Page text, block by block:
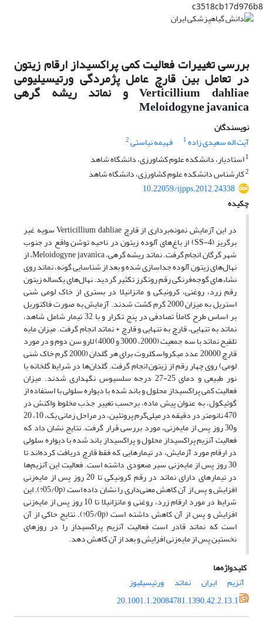
c3518cb17d976b8
بررسی تغییرات فعالیت کمی پراکسیداز ارقام زیتون
در تعامل بین قارچ عامل پژمردگی ورتیسیلیومی
Verticillium dahliae و نماتد ریشه گرهی
Meloidogyne javanica
نویسندگان
آیت اله سعیدی زاده1 فهیمه نیاستی2
1استادیار، دانشکده علوم کشاورزی، دانشگاه شاهد
2کارشناس دانشکده علوم کشاورزی، دانشگاه شاهد
10.22059/ijpps.2012.24338
چکیده
در این آزمایش نمونه‌برداری از قارچ Verticillium dahliae سویه غیر
برگریز (SS-4) از باغ‌های آلوده زیتون در ناحیه توشن واقع در جنوب
شهر گرگان انجام گرفت. نماتد ریشه گرهی، Meloidogyne javanica، از
نهال‌های زیتون آلوده جداسازی شده و بعد از شناسایی گونه، نماتد روی
نشاءهای گوجه‌فرنگی رقم روتگرز تکثیر گردید. نهال‌های یکساله زیتون
رقم زرد، روغنی، کرونیکی و مانزانیلا در بستری از خاک لومی شنی
استریل به میزان 2000 گرم کشت شدند. آزمایش به صورت فاکتوریل
بر اساس طرح کاملاً تصادفی در پنج تکرار و با 32 تیمار شامل شاهد،
نماتد به تنهایی، قارچ به تنهایی و قارچ + نماتد انجام گرفت. میزان مایه
تلقیح نماتد با سه جمعیت (2000، 3000 و 4000) لارو سن دوم و در مورد
قارچ 20000 عدد میکرواسکلروت برای هر گلدان (2000 گرم خاک شنی
لومی) روی چهار رقم از زیتون انجام گرفت. گلدان‌ها در شرایط گلخانه با
نور طبیعی و دمای 25-27 درجه سلسیوس نگهداری شدند. میزان
فعالیت کمی پراکسیداز محلول و باند شده با دیواره سلولی با استفاده از
گوئیکول، به عنوان پیش ماده، برحسب تغییر جذب مخلوط واکنش در
470 نانومتر در دقیقه در میلی‌گرم پروتئین، در مراحل زمانی یک، 10، 20
و30 روز پس از مایه‌زنی، مورد بررسی قرار گرفت. نتایج نشان داد که
فعالیت آنزیم پراکسیداز محلول و پراکسیداز باند شده با دیواره سلولی
در ارقام مورد آزمایش، در تیمارهایی که فقط قارچ دریافت کرده‌اند تا
30 روز پس از مایه‌زنی سیر صعودی داشته است. فعالیت این آنزیم‌ها
در تیمارهای دارای نماتد در رقم کرونیکی تا 20 روز پس از مایه‌زنی
افزایش و پس از آن کاهش معنی‌داری را نشان داده است (05/0p?). این
شرایط در مورد ارقام زرد، روغنی و مانزانیلا تا 10 روز پس از مایه‌زنی
افزایش و پس از آن کاهش داشته است (05/0p?). نتایج حاکی از آن
است که نماتد قادر است فعالیت آنزیم پراکسیداز را در روزهای
نخستین پس از مایه‌زنی افزایش و بعد از آن کاهش دهد.
کلیدواژه‌ها
آنزیم
ایران نماتد
ورتیسیلیوز
20.1001.1.20084781.1390.42.2.13.1